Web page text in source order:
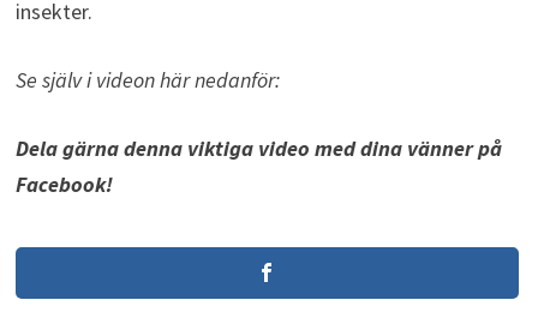
insekter.
Se själv i videon här nedanför:
Dela gärna denna viktiga video med dina vänner på
Facebook!